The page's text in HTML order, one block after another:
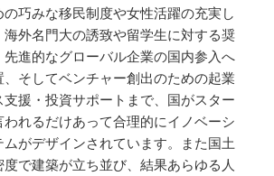
巧みな移民制度や女性活躍の充実し
海外名門大の誘致や留学生に対する奨
進的なグローバル企業の国内参入へ
そしてベンチャー創出のための起業
援・投資サポートまで、国がスター
われるだけあって合理的にイノベーシ
ムがデザインされています。また国土
で建築が立ち並び、結果あらゆる人